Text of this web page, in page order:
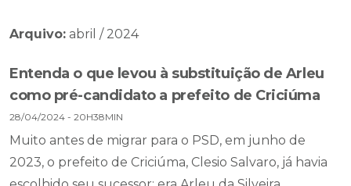
Arquivo: abril / 2024
Entenda o que levou à substituição de Arleu
como pré-candidato a prefeito de Criciúma
28/04/2024 - 20H38MIN
Muito antes de migrar para o PSD, em junho de
2023, o prefeito de Criciúma, Clesio Salvaro, já havia